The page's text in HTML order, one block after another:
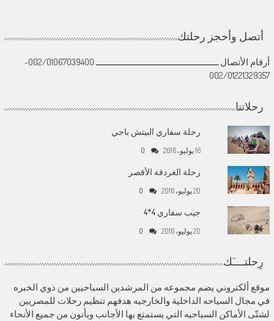
أتصل وأحجز رحلتك
أرقام الأتصال ــــــــــــــــــــــــــــــــــــــــــــــــــ 002/01067039400-
002/01221329357
رحلاتنا
رحلة سفاري البيتش باجي
16 يوليو، 2016 0
رحلة الغردقة الأقصر
20 يوليو، 2016 0
جيب سفاري 4*4
20 يوليو، 2016 0
رِحلتــــَك
موقع ألكتروني يضم مجموعه من المرشدين السياحيين من ذوي الخبره
في مجال السياحه الداخلية والخارجيه هدفهم تنظيم رحلات للمصريين
لشتّى الأماكن السياحيه التي يستمتع بها الأجانب ويأتون من جميع الأنحاء